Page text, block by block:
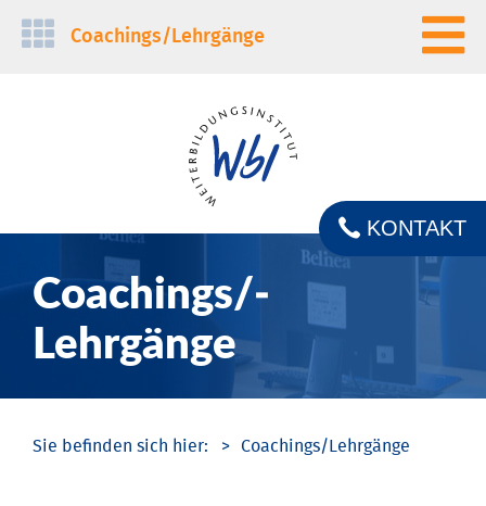
Navigation
Coachings/­Lehrgänge
Coachings/­
Lehrgänge
KONTAKT
Coachings/­Lehrgänge